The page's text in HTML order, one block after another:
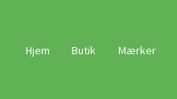
Hjem Butik Mærker